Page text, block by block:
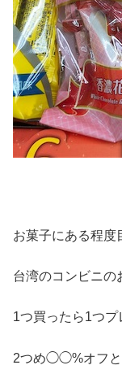
お菓子にある程度
台湾のコンビニの
1つ買ったら1つ
2つめ◯◯%オフと